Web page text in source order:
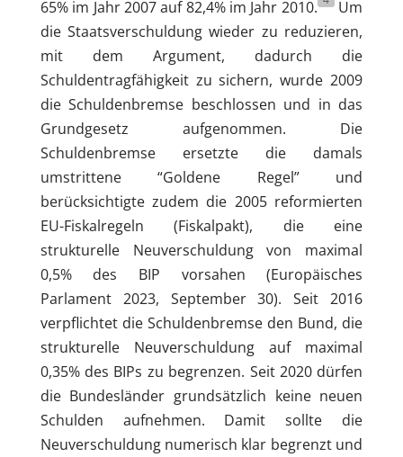
65% im Jahr 2007 auf 82,4% im Jahr 2010.
Um
die Staatsverschuldung wieder zu reduzieren,
mit dem Argument, dadurch die
Schuldentragfähigkeit zu sichern, wurde 2009
die Schuldenbremse beschlossen und in das
Grundgesetz aufgenommen. Die
Schuldenbremse ersetzte die damals
umstrittene “Goldene Regel” und
berücksichtigte zudem die 2005 reformierten
EU-Fiskalregeln (Fiskalpakt), die eine
strukturelle Neuverschuldung von maximal
0,5% des BIP vorsahen (Europäisches
Parlament 2023, September 30). Seit 2016
verpflichtet die Schuldenbremse den Bund, die
strukturelle Neuverschuldung auf maximal
0,35% des BIPs zu begrenzen. Seit 2020 dürfen
die Bundesländer grundsätzlich keine neuen
Schulden aufnehmen. Damit sollte die
Neuverschuldung numerisch klar begrenzt und